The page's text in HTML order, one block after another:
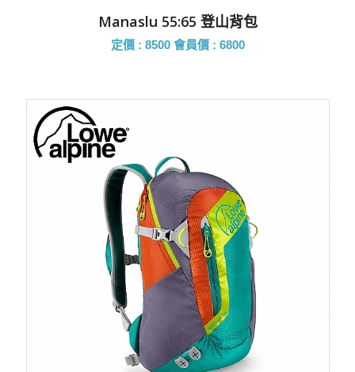
Manaslu 55:65 登山背包
定價 : 8500 會員價 : 6800